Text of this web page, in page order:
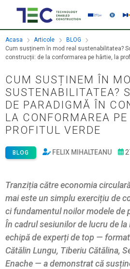
Acasa Articole
BLOG
Cum susținem în mod real sustenabilitatea?
construcții: de la conformarea pe hârtie, la
CUM SUSȚINEM ÎN
SUSTENABILITATEA?
DE PARADIGMĂ ÎN
LA CONFORMAREA
PROFITUL VERDE
BLOG FELIX MIHALTEANU
Tranziția către economia
mai este un simplu exercițiu de
ci fundamentul noilor modele de
În cadrul sesiunilor de lucru de la
echipă de experți de top —
Cătălin Lungu, Tiberiu Cătălina,
Enache — a demonstrat că